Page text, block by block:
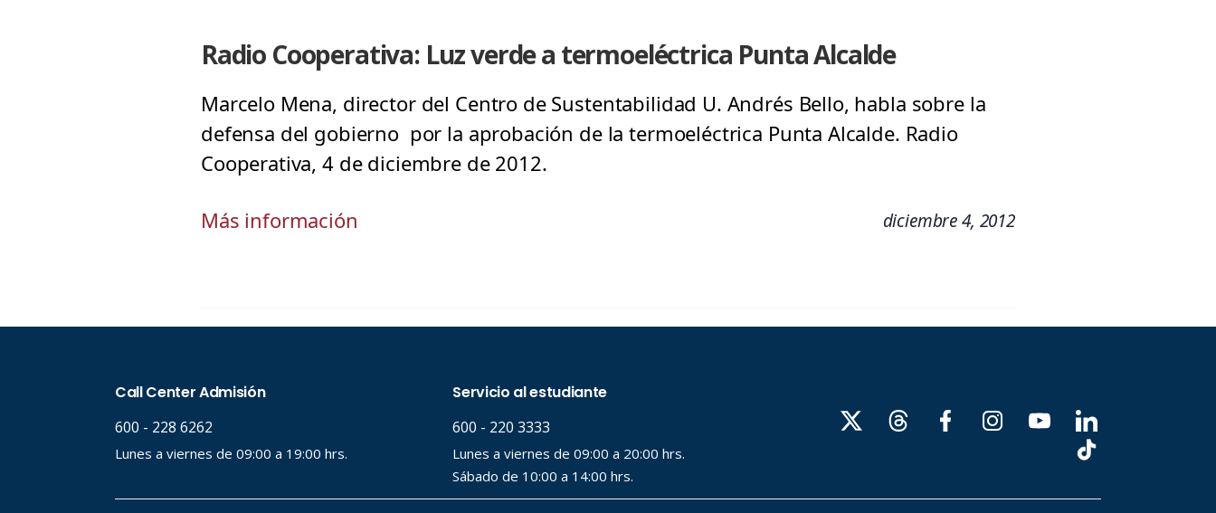
Radio Cooperativa: Luz verde a termoeléctrica Punta Alcalde
Marcelo Mena, director del Centro de Sustentabilidad U. Andrés Bello, habla sobre la
defensa del gobierno por la aprobación de la termoeléctrica Punta Alcalde. Radio
Cooperativa, 4 de diciembre de 2012.
Más información diciembre 4, 2012